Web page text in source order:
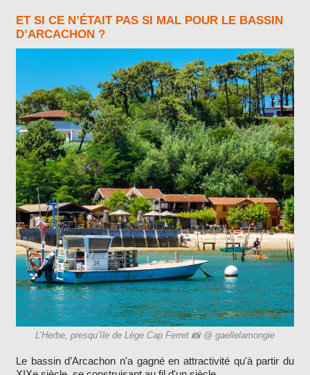
ET SI CE N’ÉTAIT PAS SI MAL POUR LE BASSIN
D’ARCACHON ?
L’Herbe, presqu’île de Lège Cap Ferret 📸 @ gaellelamongie
Le bassin d’Arcachon n'a gagné en attractivité qu'à partir du